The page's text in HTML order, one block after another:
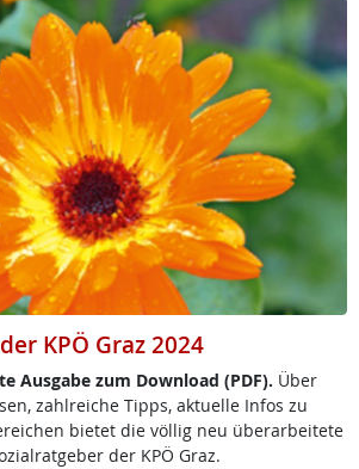
KPÖ Graz 2024
Aus­ga­be zum Down­load (PDF). Über
zahl­rei­che Tipps, ak­tu­el­le In­fos zu
bie­tet die völ­lig neu über­ar­bei­te­te
der KPÖ Graz.